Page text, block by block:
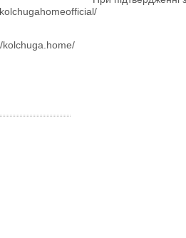
kolchuga.home/